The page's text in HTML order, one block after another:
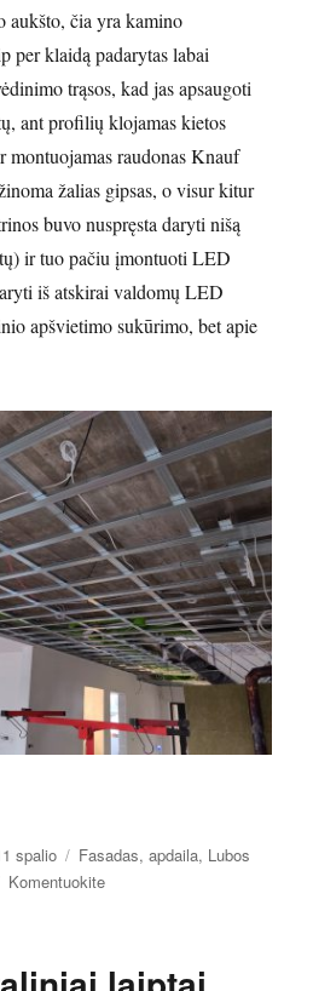
aukšto, čia yra kamino
per klaidą padarytas labai
trąsos, kad jas apsaugoti
ant profilių klojamas kietos
montuojamas raudonas Knauf
žalias gipsas, o visur kitur
buvo nuspręsta daryti nišą
ir tuo pačiu įmontuoti LED
iš atskirai valdomų LED
apšvietimo sukūrimo, bet apie
spalio Kategorijos
Fasadas, apdaila, Lubos
Komentuokiteįrašą
Glaistymas.